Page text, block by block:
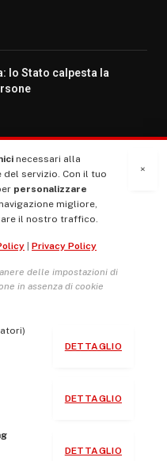
lo Stato calpesta la
×
necessari alla
servizio. Con il tuo
personalizzare
migliore,
il nostro traffico.
Privacy Policy
delle impostazioni di
in assenza di cookie
DETTAGLIO
DETTAGLIO
DETTAGLIO